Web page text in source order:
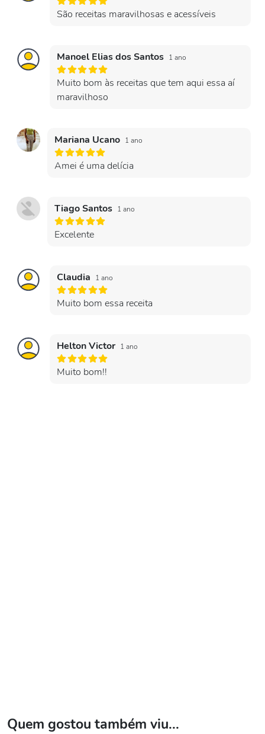
São receitas maravilhosas e acessíveis
Manoel Elias dos Santos 1 ano
Muito bom às receitas que tem aqui essa aí
maravilhoso
Mariana Ucano 1 ano
Amei é uma delícia
Tiago Santos 1 ano
Excelente
Claudia 1 ano
Muito bom essa receita
Helton Victor 1 ano
Muito bom!!
Quem gostou também viu...